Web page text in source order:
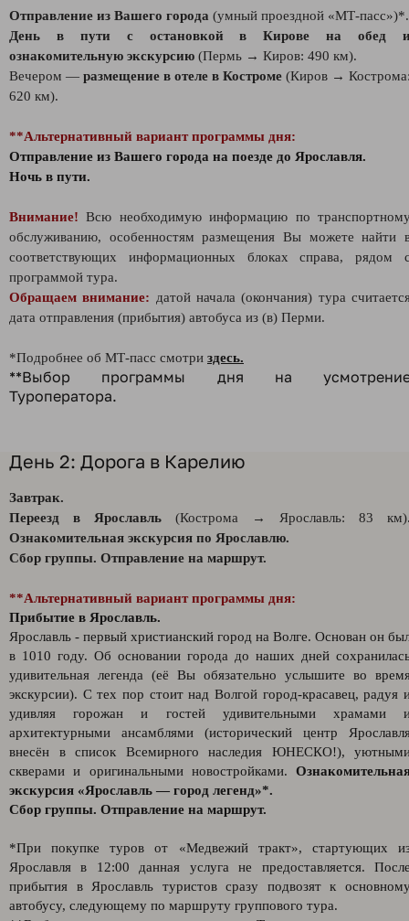
Отправление из Вашего города (умный проездной «МТ-пасс»)*.
День в пути с остановкой в Кирове на обед
ознакомительную экскурсию (Пермь → Киров: 490 км).
Вечером — размещение в отеле в Костроме (Киров →
620 км).
**Альтернативный вариант программы дня:
Отправление из Вашего города на поезде до Ярославля.
Ночь в пути.
Внимание! Всю необходимую информацию по
обслуживанию, особенностям размещения Вы можете найти
соответствующих информационных блоках справа, рядом
программой тура.
Обращаем внимание: датой начала (окончания) тура
дата отправления (прибытия) автобуса из (в) Перми.
*Подробнее об МТ-пасс смотри здесь.
**Выбор программы дня на
Туроператора.
День 2: Дорога в Карелию
Завтрак.
Переезд в Ярославль (Кострома → Ярославль: 83
Ознакомительная экскурсия по Ярославлю.
Сбор группы. Отправление на маршрут.
**Альтернативный вариант программы дня:
Прибытие в Ярославль.
Ярославль - первый христианский город на Волге. Основан он
в 1010 году. Об основании города до наших дней
удивительная легенда (её Вы обязательно услышите во
экскурсии). С тех пор стоит над Волгой город-красавец, радуя
удивляя горожан и гостей удивительными храмами
архитектурными ансамблями (исторический центр
внесён в список Всемирного наследия ЮНЕСКО!),
скверами и оригинальными новостройками.
экскурсия «Ярославль — город легенд»*.
Сбор группы. Отправление на маршрут.
*При покупке туров от «Медвежий тракт», стартующих
Ярославля в 12:00 данная услуга не предоставляется.
прибытия в Ярославль туристов сразу подвозят к
автобусу, следующему по маршруту группового тура.